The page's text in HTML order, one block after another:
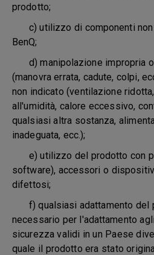
prodotto;
c) utilizzo di componenti non
BenQ;
d) manipolazione impropria o
(manovra errata, cadute, colpi,
non indicato (ventilazione
all'umidità, calore eccessivo,
qualsiasi altra sostanza,
inadeguata, ecc.);
e) utilizzo del prodotto con
software), accessori o
difettosi;
f) qualsiasi adattamento del
necessario per l'adattamento
sicurezza validi in un Paese
quale il prodotto era stato